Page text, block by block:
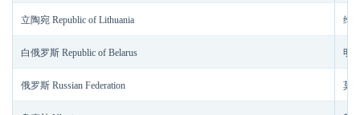
立陶宛 Republic of Lithuania 维
白俄罗斯 Republic of Belarus 明
俄罗斯 Russian Federation 莫